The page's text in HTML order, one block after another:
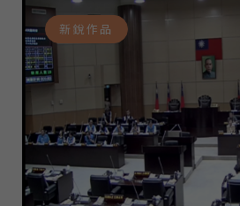
新銳作品